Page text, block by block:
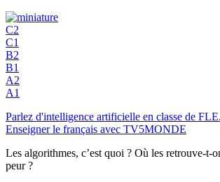
C2
C1
B2
B1
A2
A1
Parlez d'intelligence artificielle en classe de
Enseigner le français avec TV5MONDE
Les algorithmes, c’est quoi ? Où les retrouve-t-
peur ?